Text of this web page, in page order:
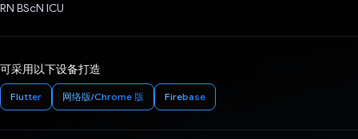
RN BScN ICU
可采用以下设备打造
Flutter 网络版/Chrome 版 Firebase